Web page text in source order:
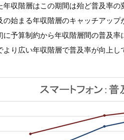
年収階層はこの期間は殆ど普及率
始まる年収階層のキャッチアップ
に予算制約から年収階層間の普及
り広い年収階層で普及率が向上し